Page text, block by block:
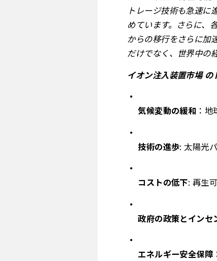
トレージ技術も急速に
めています。さらに、
からの移行をさらに加
だけでなく、世界中の
イオン注入装置市場 の
気候変動の緩和 ：
技術の進歩: 太陽光
コストの低下: 再生
政府の政策とインセ
エネルギー安全保障